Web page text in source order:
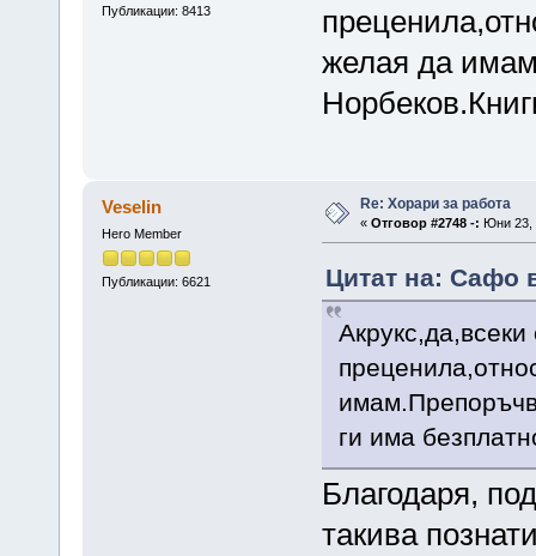
Публикации: 8413
желая да
Veselin
Hero Member
Публикации: 6621
Re: Хорари за работа
« Отговор #2748 -: Юни 23,
Цитат на: Сафо
ги има
Благодаря,
такива